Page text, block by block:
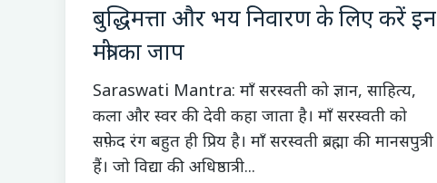
बुद्धिमत्ता और भय निवारण के लिए करें इन
मंत्रो का जाप
Saraswati Mantra: माँ सरस्वती को ज्ञान, साहित्य,
कला और स्वर की देवी कहा जाता है। माँ सरस्वती को
सफ़ेद रंग बहुत ही प्रिय है। माँ सरस्वती ब्रह्मा की मानसपुत्री
हैं। जो विद्या की अधिष्ठात्री...